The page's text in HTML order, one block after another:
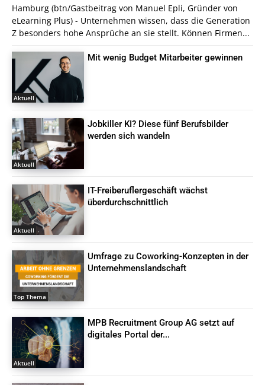
Hamburg (btn/Gastbeitrag von Manuel Epli, Gründer von
eLearning Plus) - Unternehmen wissen, dass die Generation
Z besonders hohe Ansprüche an sie stellt. Können Firmen...
Aktuell
Mit wenig Budget Mitarbeiter gewinnen
Aktuell
Jobkiller KI? Diese fünf Berufsbilder
werden sich wandeln
Aktuell
IT-Freiberuflergeschäft wächst
überdurchschnittlich
Top Thema
Umfrage zu Coworking-Konzepten in der
Unternehmenslandschaft
Aktuell
MPB Recruitment Group AG setzt auf
digitales Portal der...